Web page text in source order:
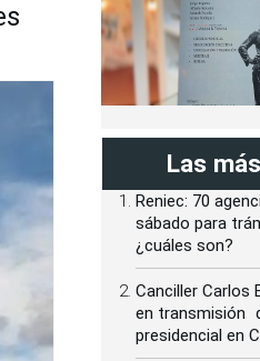
Las
Reniec: 70
sábado para
¿cuáles son?
Canciller Carlos
en transmisión
presidencial en